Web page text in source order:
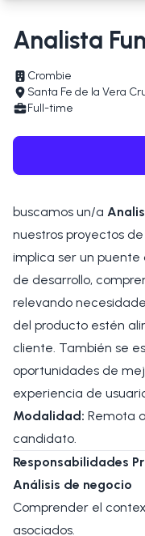
Analista
Crombie
Santa Fe de la Vera
Full-time
buscamos un/a
nuestros proyectos
implica ser un
de desarrollo,
relevando
del producto estén
cliente. También se
oportunidades de
experiencia de
Modalidad: Remota
candidato.
Responsabilidades
Análisis de negocio
Comprender el
asociados.